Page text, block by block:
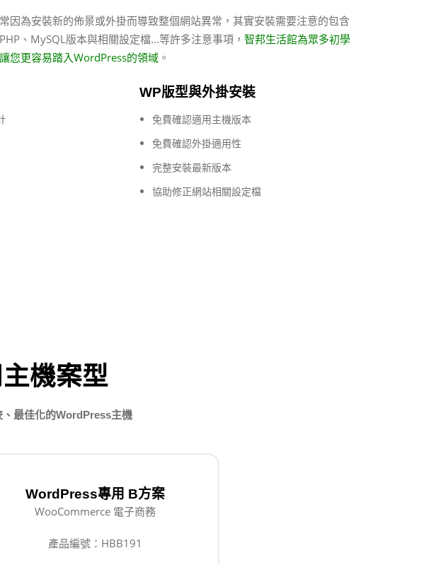
因為安裝新的佈景或外掛而導致整個網站異常，其實安裝需要注意的包含
、MySQL版本與相關設定檔...等許多注意事項， 智邦生活館為眾多初學
您更容易踏入WordPress的領域 。
WP版型與外掛安裝
免費確認適用主機版本
免費確認外掛適用性
完整安裝最新版本
協助修正網站相關設定檔
機案型
最佳化的WordPress主機
WordPress專用 B方案
WooCommerce 電子商務
產品編號：HBB191